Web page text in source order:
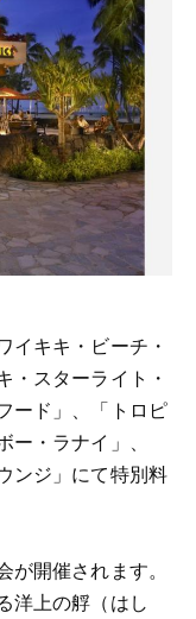
イキキ・ビーチ・
・スターライト・
ード」、「トロピ
・ラナイ」、
ンジ」にて特別料
開催されます。
洋上の艀（はし